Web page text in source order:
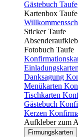
Gästebuch Taufe
Kartenbox Taufe
Sticker Taufe
Fotobuch Taufe
Danksagung
Menükarten
Tischkarten
Gästebuch
Kerzen
Aufkleber zum
Firmungskarten